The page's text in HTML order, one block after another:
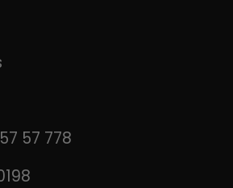
57 778